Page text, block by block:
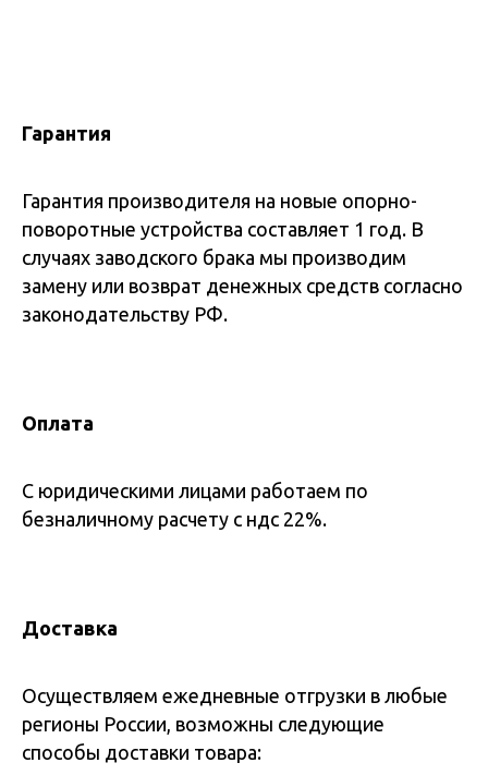
Гарантия
Гарантия производителя на новые опорно-
поворотные устройства составляет 1 год. В
случаях заводского брака мы производим
замену или возврат денежных средств согласно
законодательству РФ.
Оплата
С юридическими лицами работаем по
безналичному расчету с ндс 22%.
Доставка
Осуществляем ежедневные отгрузки в любые
регионы России, возможны следующие
способы доставки товара: